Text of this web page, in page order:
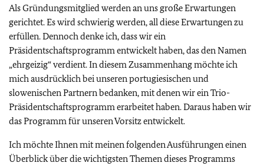
Als Gründungsmitglied werden an uns große Erwartungen
gerichtet. Es wird schwierig werden, all diese Erwartungen zu
erfüllen. Dennoch denke ich, dass wir ein
Präsidentschaftsprogramm entwickelt haben, das den Namen
„ehrgeizig“ verdient. In diesem Zusammenhang möchte ich
mich ausdrücklich bei unseren portugiesischen und
slowenischen Partnern bedanken, mit denen wir ein Trio-
Präsidentschaftsprogramm erarbeitet haben. Daraus haben wir
das Programm für unseren Vorsitz entwickelt.
Ich möchte Ihnen mit meinen folgenden Ausführungen einen
Überblick über die wichtigsten Themen dieses Programms